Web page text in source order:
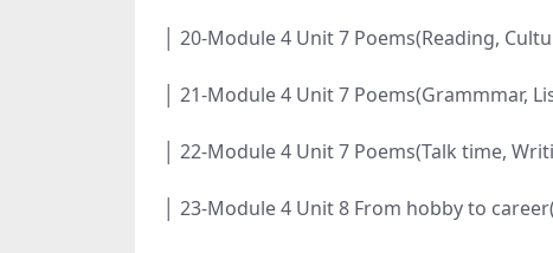
│ 20-Module 4 Unit 7 Poems(Reading,
│ 21-Module 4 Unit 7 Poems(Grammmar,
│ 22-Module 4 Unit 7 Poems(Talk time,
│ 23-Module 4 Unit 8 From hobby to